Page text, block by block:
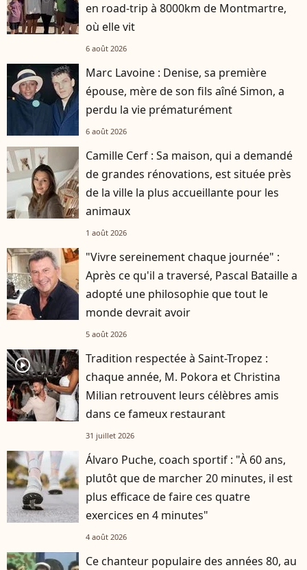
en road-trip à 8000km de Montmartre,
où elle vit
6 août 2026
Marc Lavoine : Denise, sa première
épouse, mère de son fils aîné Simon, a
perdu la vie prématurément
6 août 2026
Camille Cerf : Sa maison, qui a demandé
de grandes rénovations, est située près
de la ville la plus accueillante pour les
animaux
1 août 2026
"Vivre sereinement chaque journée" :
Après ce qu'il a traversé, Pascal Bataille a
adopté une philosophie que tout le
monde devrait avoir
5 août 2026
player2
Tradition respectée à Saint-Tropez :
chaque année, M. Pokora et Christina
Milian retrouvent leurs célèbres amis
dans ce fameux restaurant
31 juillet 2026
Álvaro Puche, coach sportif : "À 60 ans,
plutôt que de marcher 20 minutes, il est
plus efficace de faire ces quatre
exercices en 4 minutes"
4 août 2026
Ce chanteur populaire des années 80, au